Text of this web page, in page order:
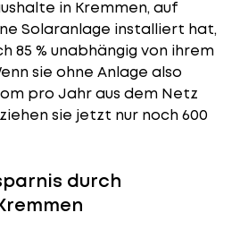
in Kremmen, auf
Solaranlage installiert hat,
85 % unabhängig von ihrem
sie ohne Anlage also
pro Jahr aus dem Netz
sie jetzt nur noch 600
durch